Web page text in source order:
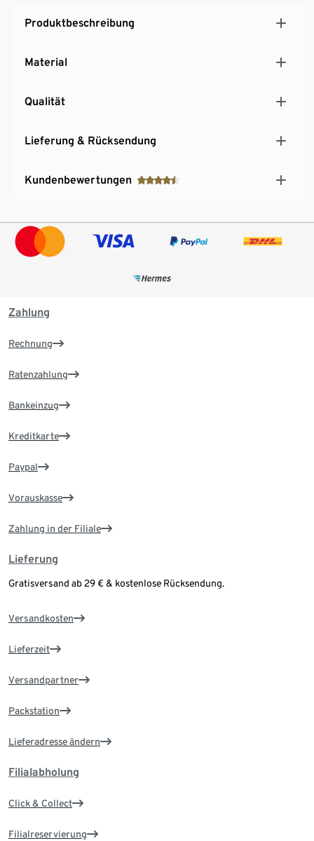
Produktbeschreibung
Material
Qualität
Lieferung & Rücksendung
Kundenbewertungen
Zahlung
Rechnung
Ratenzahlung
Bankeinzug
Kreditkarte
Paypal
Vorauskasse
Zahlung in der Filiale
Lieferung
Gratisversand ab 29 € & kostenlose Rücksendung.
Versandkosten
Lieferzeit
Versandpartner
Packstation
Lieferadresse ändern
Filialabholung
Click & Collect
Filialreservierung